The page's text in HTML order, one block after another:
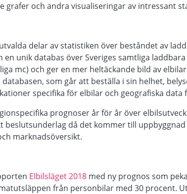
grafer och andra visualiseringar av intressant
delar av statistiken över beståndet av
en unik databas över Sveriges samtliga
mc) och ger en mer heltäckande bild av
som går att beställa i sin helhet,
specifika för elbilar och geografiska data
prognoser år för år över
beslutsunderlag då det kommer till uppbyggnad
marknadsöversikt.
Elbilsläget 2018 med ny prognos som
från personbilar med 30 procent.